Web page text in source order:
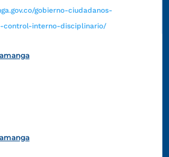
gobierno-ciudadanos-
control-interno-disciplinario/